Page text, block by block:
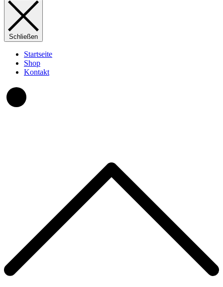
Schließen
Startseite
Shop
Kontakt